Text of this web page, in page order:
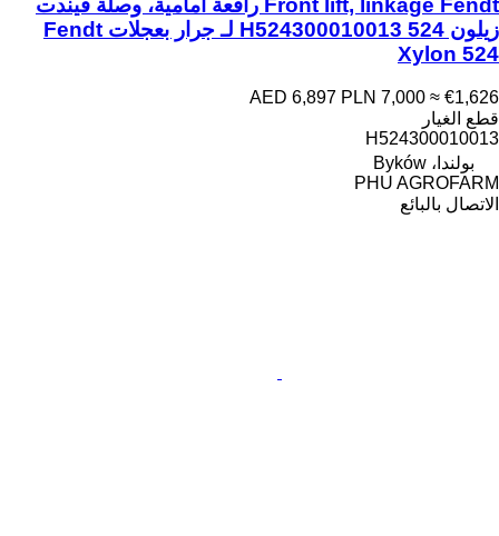
Front lift, linkage Fendt رافعة أمامية، وصلة فيندت
زيلون 524 H524300010013 لـ جرار بعجلات Fendt
Xylon 524
AED 6,897 PLN 7,000 ≈ €1,626
قطع الغيار
H524300010013
بولندا، Byków
PHU AGROFARM
الاتصال بالبائع